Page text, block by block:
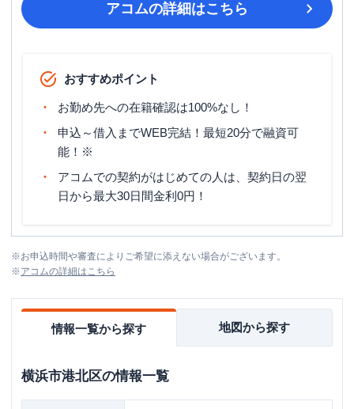
アコムの詳細はこちら
おすすめポイント
お勤め先への在籍確認は100%なし！
申込～借入までWEB完結！最短20分で融資可
能！※
アコムでの契約がはじめての人は、契約日の翌
日から最大30日間金利0円！
※お申込時間や審査によりご希望に添えない場合がございます。
※アコムの詳細はこちら
情報一覧から探す 地図から探す
横浜市港北区の情報一覧